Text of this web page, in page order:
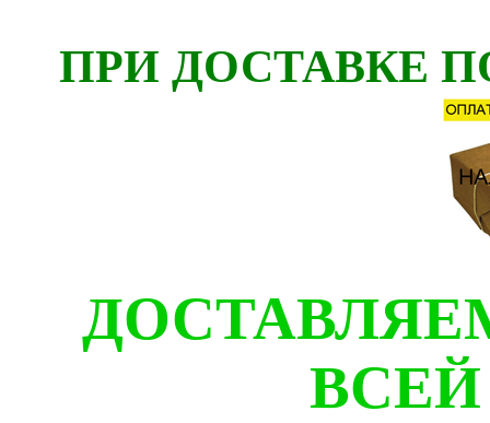
ПРИ ДОСТАВКЕ